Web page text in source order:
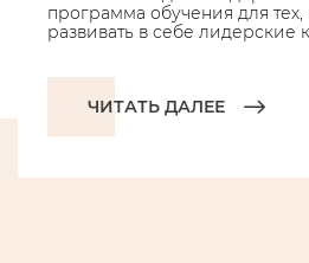
программа обучения для тех,
развивать в себе лидерские
ЧИТАТЬ ДАЛЕЕ